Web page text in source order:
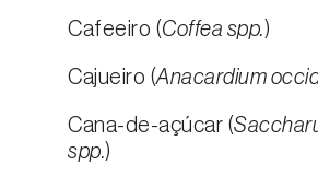
Cafeeiro (Coffea spp.)
Cajueiro (Anacardium
Cana-de-açúcar (
spp.)